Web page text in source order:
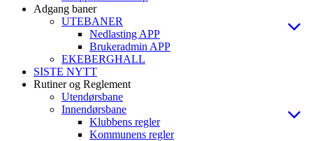
Adgang baner
UTEBANER
Nedlasting APP
Brukeradmin APP
EKEBERGHALL
SISTE NYTT
Rutiner og Reglement
Utendørsbane
Innendørsbane
Klubbens regler
Kommunens regler